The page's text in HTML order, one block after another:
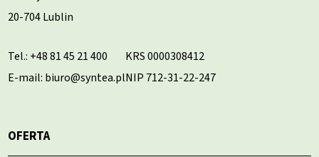
20-704 Lublin
Tel.: +48 81 45 21 400
E-mail: biuro@syntea.pl
KRS 0000308412
NIP 712-31-22-247
OFERTA